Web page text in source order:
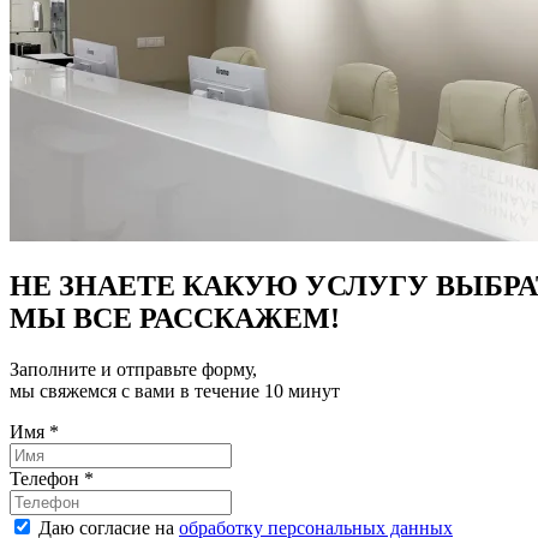
НЕ ЗНАЕТЕ КАКУЮ УСЛУГУ
МЫ ВСЕ РАССКАЖЕМ!
Заполните и отправьте форму,
мы свяжемся с вами в течение 10 минут
Имя *
Телефон *
Даю согласие на обработку персональных данных